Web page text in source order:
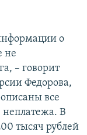
о
не
– говорит
Федорова,
все
неплатежа. В
тысяч рублей